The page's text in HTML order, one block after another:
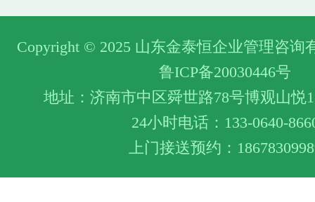
Copyright © 2025 山东金泰恒企业管理咨询
鲁ICP备20030446号
地址：济南市中区舜世路78号博观山悦
24小时电话：133-0640-
上门接送预约：